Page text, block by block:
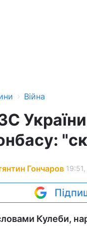
› Війна
Гончаров
Кулеби,